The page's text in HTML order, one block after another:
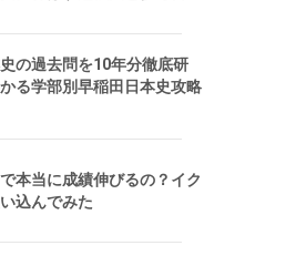
の過去問を10年分徹底研
る学部別早稲田日本史攻略
本当に成績伸びるの？イク
込んでみた